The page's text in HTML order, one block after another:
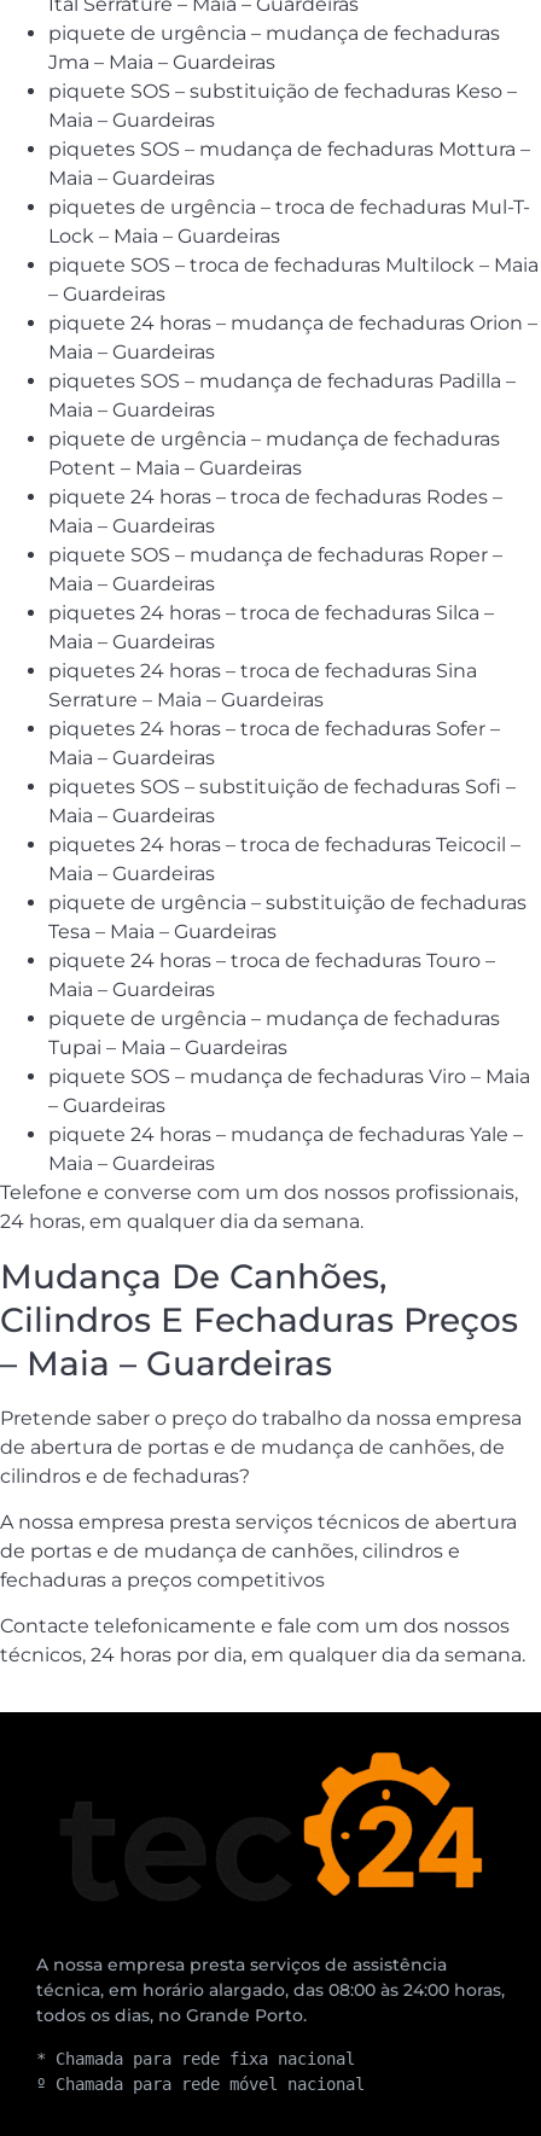
piquete de urgência – mudança de fechaduras
Jma – Maia – Guardeiras
piquete SOS – substituição de fechaduras Keso –
Maia – Guardeiras
piquetes SOS – mudança de fechaduras Mottura –
Maia – Guardeiras
piquetes de urgência – troca de fechaduras Mul-T-
Lock – Maia – Guardeiras
piquete SOS – troca de fechaduras Multilock – Maia
– Guardeiras
piquete 24 horas – mudança de fechaduras Orion –
Maia – Guardeiras
piquetes SOS – mudança de fechaduras Padilla –
Maia – Guardeiras
piquete de urgência – mudança de fechaduras
Potent – Maia – Guardeiras
piquete 24 horas – troca de fechaduras Rodes –
Maia – Guardeiras
piquete SOS – mudança de fechaduras Roper –
Maia – Guardeiras
piquetes 24 horas – troca de fechaduras Silca –
Maia – Guardeiras
piquetes 24 horas – troca de fechaduras Sina
Serrature – Maia – Guardeiras
piquetes 24 horas – troca de fechaduras Sofer –
Maia – Guardeiras
piquetes SOS – substituição de fechaduras Sofi –
Maia – Guardeiras
piquetes 24 horas – troca de fechaduras Teicocil –
Maia – Guardeiras
piquete de urgência – substituição de fechaduras
Tesa – Maia – Guardeiras
piquete 24 horas – troca de fechaduras Touro –
Maia – Guardeiras
piquete de urgência – mudança de fechaduras
Tupai – Maia – Guardeiras
piquete SOS – mudança de fechaduras Viro – Maia
– Guardeiras
piquete 24 horas – mudança de fechaduras Yale –
Maia – Guardeiras
Telefone e converse com um dos nossos profissionais,
24 horas, em qualquer dia da semana.
Mudança De Canhões,
Cilindros E Fechaduras Preços
– Maia – Guardeiras
Pretende saber o preço do trabalho da nossa empresa
de abertura de portas e de mudança de canhões, de
cilindros e de fechaduras?
A nossa empresa presta serviços técnicos de abertura
de portas e de mudança de canhões, cilindros e
fechaduras a preços competitivos
Contacte telefonicamente e fale com um dos nossos
técnicos, 24 horas por dia, em qualquer dia da semana.
A nossa empresa presta serviços de assistência
técnica, em horário alargado, das 08:00 às 24:00 horas,
todos os dias, no Grande Porto.
* Chamada para rede fixa nacional
º Chamada para rede móvel nacional